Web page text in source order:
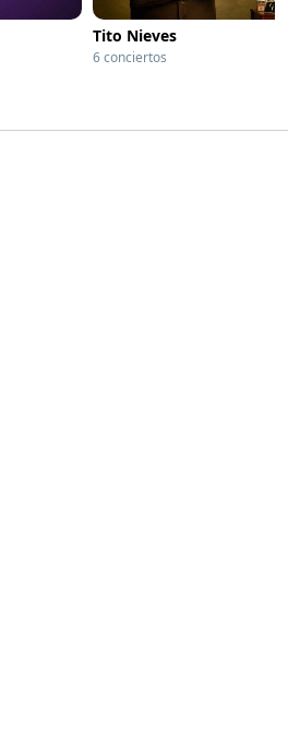
Tito Nieves
6 conciertos